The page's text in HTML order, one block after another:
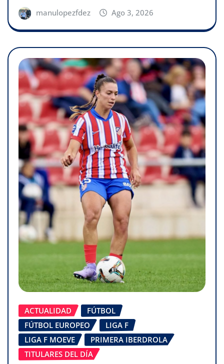
manulopezfdez Ago 3, 2026
ACTUALIDAD
FÚTBOL
FÚTBOL EUROPEO
LIGA F
LIGA F MOEVE
PRIMERA IBERDROLA
TITULARES DEL DÍA